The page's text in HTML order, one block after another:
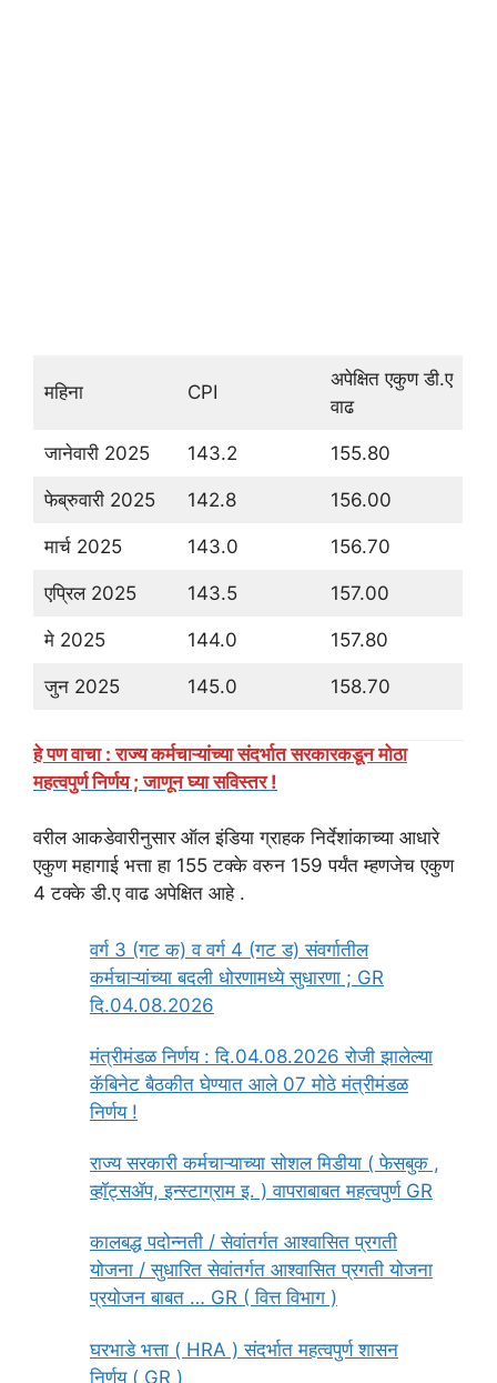
महिना CPI
अपेक्षित एकुण डी.ए
वाढ
जानेवारी 2025 143.2 155.80
फेब्रुवारी 2025 142.8 156.00
मार्च 2025 143.0 156.70
एप्रिल 2025 143.5 157.00
मे 2025 144.0 157.80
जुन 2025 145.0 158.70
हे पण वाचा : राज्य कर्मचाऱ्यांच्या संदर्भात सरकारकडून मोठा
महत्वपुर्ण निर्णय ; जाणून घ्या सविस्तर !
वरील आकडेवारीनुसार ऑल इंडिया ग्राहक निर्देशांकाच्या आधारे
एकुण महागाई भत्ता हा 155 टक्के वरुन 159 पर्यंत म्हणजेच एकुण
4 टक्के डी.ए वाढ अपेक्षित आहे .
वर्ग 3 (गट क) व वर्ग 4 (गट ड) संवर्गातील
कर्मचाऱ्यांच्या बदली धोरणामध्ये सुधारणा ; GR
दि.04.08.2026
मंत्रीमंडळ निर्णय : दि.04.08.2026 रोजी झालेल्या
कॅबिनेट बैठकीत घेण्यात आले 07 मोठे मंत्रीमंडळ
निर्णय !
राज्य सरकारी कर्मचाऱ्याच्या सोशल मिडीया ( फेसबुक ,
व्हॉट्सॲप, इन्स्टाग्राम इ. ) वापराबाबत महत्वपुर्ण GR
कालबद्ध पदोन्नती / सेवांतर्गत आश्वासित प्रगती
योजना / सुधारित सेवांतर्गत आश्वासित प्रगती योजना
प्रयोजन बाबत … GR ( वित्त विभाग )
घरभाडे भत्ता ( HRA ) संदर्भात महत्वपुर्ण शासन
निर्णय ( GR )